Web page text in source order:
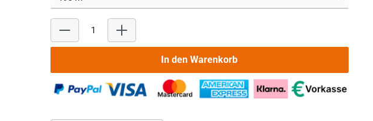
In den Warenkorb